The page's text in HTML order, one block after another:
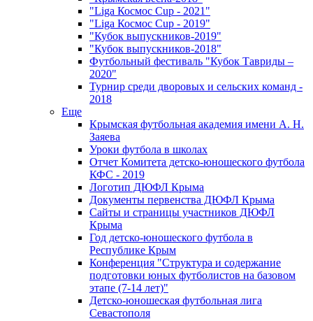
"Liga Космос Cup - 2021"
"Liga Космос Cup - 2019"
"Кубок выпускников-2019"
"Кубок выпускников-2018"
Футбольный фестиваль "Кубок Тавриды –
2020"
Турнир среди дворовых и сельских команд -
2018
Еще
Крымская футбольная академия имени А. Н.
Заяева
Уроки футбола в школах
Отчет Комитета детско-юношеского футбола
КФС - 2019
Логотип ДЮФЛ Крыма
Документы первенства ДЮФЛ Крыма
Сайты и страницы участников ДЮФЛ
Крыма
Год детско-юношеского футбола в
Республике Крым
Конференция "Структура и содержание
подготовки юных футболистов на базовом
этапе (7-14 лет)"
Детско-юношеская футбольная лига
Севастополя